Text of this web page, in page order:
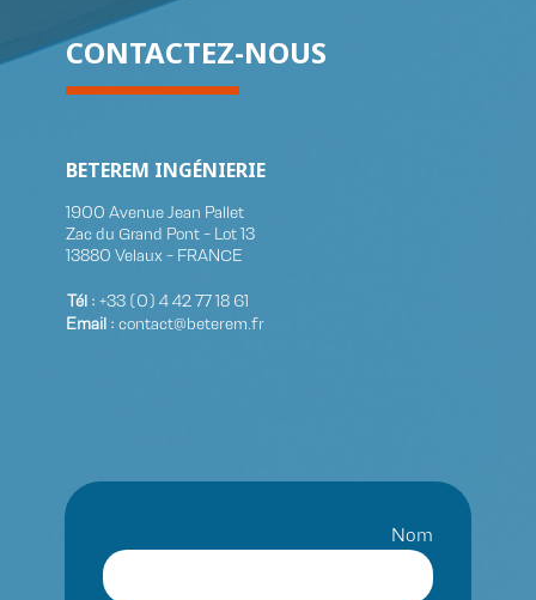
CONTACTEZ-NOUS
BETEREM INGÉNIERIE
1900 Avenue Jean Pallet
Zac du Grand Pont - Lot 13
13880 Velaux - FRANCE
Tél : +33 (0)​ 4 42 77 18 61
Email : contact@beterem.fr
Nom